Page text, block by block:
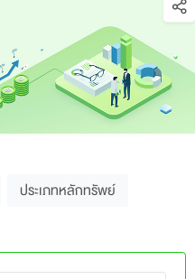
ประเภทหลักทรัพย์